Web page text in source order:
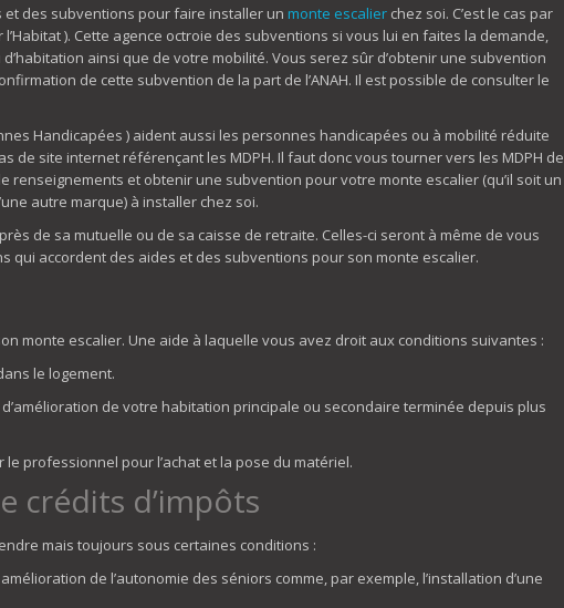
des subventions pour faire installer un monte escalier chez soi. C’est le cas par
l’Habitat ). Cette agence octroie des subventions si vous lui en faites la demande,
ainsi que de votre mobilité. Vous serez sûr d’obtenir une subvention
de cette subvention de la part de l’ANAH. Il est possible de consulter le
Handicapées ) aident aussi les personnes handicapées ou à mobilité réduite
de site internet référençant les MDPH. Il faut donc vous tourner vers les MDPH de
renseignements et obtenir une subvention pour votre monte escalier (qu’il soit un
autre marque) à installer chez soi.
de sa mutuelle ou de sa caisse de retraite. Celles-ci seront à même de vous
qui accordent des aides et des subventions pour son monte escalier.
monte escalier. Une aide à laquelle vous avez droit aux conditions suivantes :
le logement.
de votre habitation principale ou secondaire terminée depuis plus
professionnel pour l’achat et la pose du matériel.
crédits d’impôts
mais toujours sous certaines conditions :
de l’autonomie des séniors comme, par exemple, l’installation d’une